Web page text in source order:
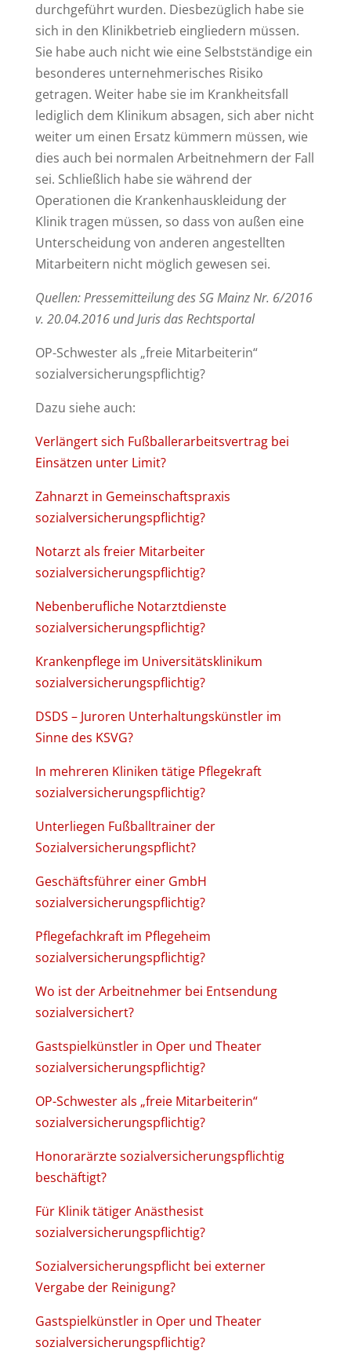
durchgeführt wurden. Diesbezüglich habe sie
sich in den Klinikbetrieb eingliedern müssen.
Sie habe auch nicht wie eine Selbstständige ein
besonderes unternehmerisches Risiko
getragen. Weiter habe sie im Krankheitsfall
lediglich dem Klinikum absagen, sich aber nicht
weiter um einen Ersatz kümmern müssen, wie
dies auch bei normalen Arbeitnehmern der Fall
sei. Schließlich habe sie während der
Operationen die Krankenhauskleidung der
Klinik tragen müssen, so dass von außen eine
Unterscheidung von anderen angestellten
Mitarbeitern nicht möglich gewesen sei.
Quellen: Pressemitteilung des SG Mainz Nr. 6/2016
v. 20.04.2016 und Juris das Rechtsportal
OP-Schwester als „freie Mitarbeiterin“
sozialversicherungspflichtig?
Dazu siehe auch:
Verlängert sich Fußballerarbeitsvertrag bei
Einsätzen unter Limit?
Zahnarzt in Gemeinschaftspraxis
sozialversicherungspflichtig?
Notarzt als freier Mitarbeiter
sozialversicherungspflichtig?
Nebenberufliche Notarztdienste
sozialversicherungspflichtig?
Krankenpflege im Universitätsklinikum
sozialversicherungspflichtig?
DSDS – Juroren Unterhaltungskünstler im
Sinne des KSVG?
In mehreren Kliniken tätige Pflegekraft
sozialversicherungspflichtig?
Unterliegen Fußballtrainer der
Sozialversicherungspflicht?
Geschäftsführer einer GmbH
sozialversicherungspflichtig?
Pflegefachkraft im Pflegeheim
sozialversicherungspflichtig?
Wo ist der Arbeitnehmer bei Entsendung
sozialversichert?
Gastspielkünstler in Oper und Theater
sozialversicherungspflichtig?
OP-Schwester als „freie Mitarbeiterin“
sozialversicherungspflichtig?
Honorarärzte sozialversicherungspflichtig
beschäftigt?
Für Klinik tätiger Anästhesist
sozialversicherungspflichtig?
Sozialversicherungspflicht bei externer
Vergabe der Reinigung?
Gastspielkünstler in Oper und Theater
sozialversicherungspflichtig?